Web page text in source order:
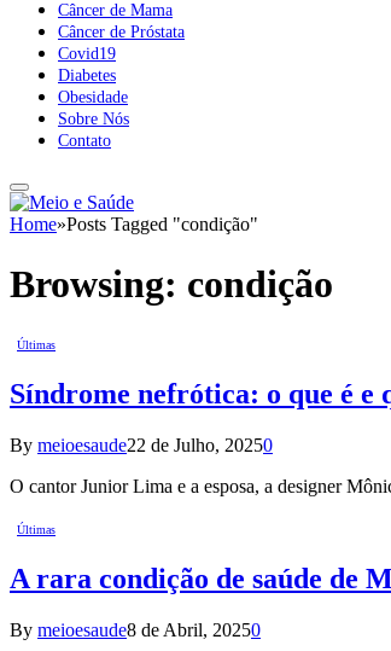
Câncer de Mama
Câncer de Próstata
Covid19
Diabetes
Obesidade
Sobre Nós
Contato
Home»Posts Tagged "condição"
Browsing: condição
Últimas
Síndrome nefrótica: o que é e
By meioesaude22 de Julho, 20250
O cantor Junior Lima e a esposa, a designer
Últimas
A rara condição de saúde de
By meioesaude8 de Abril, 20250